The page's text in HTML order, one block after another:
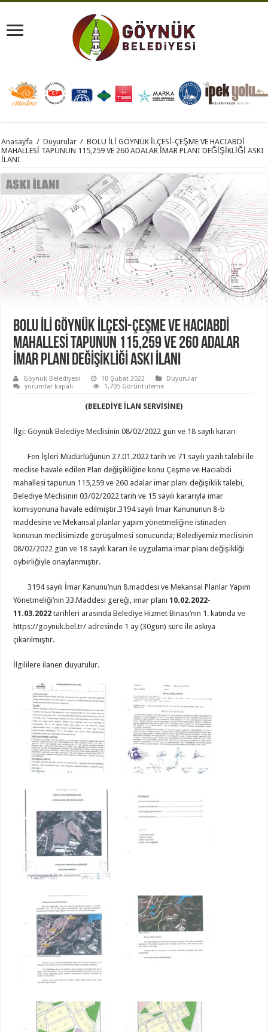
Anasayfa / Duyurular / BOLU İLİ GÖYNÜK İLÇESİ-ÇEŞME VE HACIABDİ
MAHALLESİ TAPUNUN 115,259 VE 260 ADALAR İMAR PLANI DEĞİŞİKLİĞİ ASKI
İLANI
BOLU İLİ GÖYNÜK İLÇESİ-ÇEŞME VE HACIABDİ
MAHALLESİ TAPUNUN 115,259 VE 260 ADALAR
İMAR PLANI DEĞİŞİKLİĞİ ASKI İLANI
Göynük Belediyesi 10 Şubat 2022
Duyurular
BOLU
HACIABDİ
115,259
260
ADALAR
İMAR
PLANI
DEĞİŞİKLİĞİ
ASKI
İLANI
için
yorumlar kapalı 1,705 Görüntüleme
(BELEDİYE İLAN SERVİSİNE)
İlgi: Göynük Belediye Meclisinin 08/02/2022 gün ve 18 sayılı kararı
Fen İşleri Müdürlüğünün 27.01.2022 tarih ve 71 sayılı yazılı talebi ile
meclise havale edilen Plan değişikliğine konu Çeşme ve Hacıabdi
mahallesi tapunun 115,259 ve 260 adalar imar planı değişiklik talebi,
Belediye Meclisinin 03/02/2022 tarih ve 15 sayılı kararıyla imar
komisyonuna havale edilmiştir.3194 sayılı İmar Kanununun 8-b
maddesine ve Mekansal planlar yapım yönetmeliğine istinaden
konunun meclisimizde görüşülmesi sonucunda; Belediyemiz meclisinin
08/02/2022 gün ve 18 sayılı kararı ile uygulama imar planı değişikliği
oybirliğiyle onaylanmıştır.
3194 sayılı İmar Kanunu’nun 8.maddesi ve Mekansal Planlar Yapım
Yönetmeliği’nin 33.Maddesi gereği, imar planı10.02.2022-
11.03.2022tarihleri arasında Belediye Hizmet Binası’nın 1. katında ve
https://goynuk.bel.tr/ adresinde 1 ay (30gün) süre ile askıya
çıkarılmıştır.
İlgililere ilanen duyurulur.